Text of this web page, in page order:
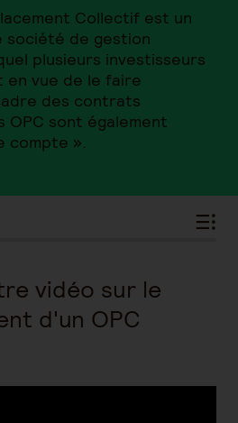
Collectif est un
société de gestion
plusieurs investisseurs
vue de le faire
des contrats
OPC sont également
compte ».
vidéo sur le
d'un OPC